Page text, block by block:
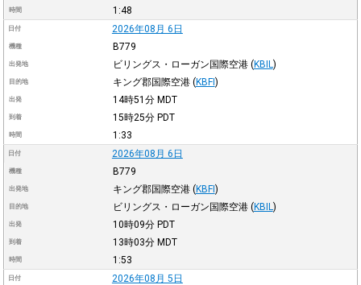
時間 1:48
日付 2026年08月 6日
機種 B779
出発地 ビリングス・ローガン国際空港 (KBIL )
目的地 キング郡国際空港 (KBFI)
出発 14時51分 MDT
到着 15時25分 PDT
時間 1:33
日付 2026年08月 6日
機種 B779
出発地 キング郡国際空港 (KBFI)
目的地 ビリングス・ローガン国際空港 (KBIL )
出発 10時09分 PDT
到着 13時03分 MDT
時間 1:53
日付 2026年08月 5日